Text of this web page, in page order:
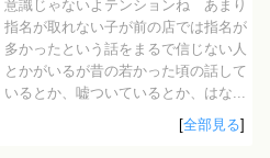
意識じゃないよテンションね あまり
指名が取れない子が前の店では指名が
多かったという話をまるで信じない人
とかがいるが昔の若かった頃の話して
いるとか、嘘ついているとか、はな...
[全部見る]